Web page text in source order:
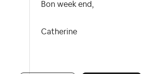
Bon week end,
Catherine